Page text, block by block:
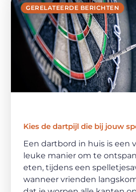
GERELATEERDE BERICHTEN
Kies de dartpijl die bij jouw
Een dartbord in huis is een
leuke manier om te
eten, tijdens een
wanneer vrienden